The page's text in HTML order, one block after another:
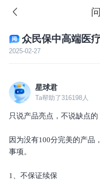

众民保中高端医
2025-02-27
星球君
Ta帮助了 316198人
只说产品亮点，不说缺点的
因为没有100分完美的产品
事项。
1、不保证续保